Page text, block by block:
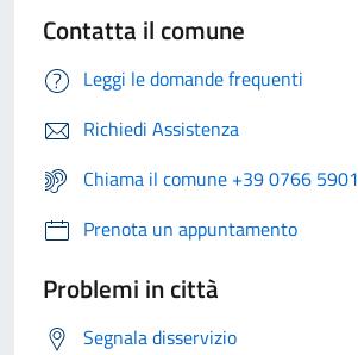
Contatta il comune
Leggi le domande frequenti
Richiedi Assistenza
Chiama il comune +39 0766 5901
Prenota un appuntamento
Problemi in città
Segnala disservizio